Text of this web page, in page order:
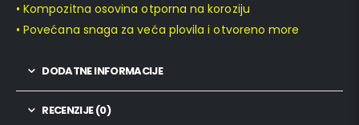
• Kompozitna osovina otporna na koroziju
• Povećana snaga za veća plovila i otvoreno more
DODATNE INFORMACIJE
RECENZIJE (0)